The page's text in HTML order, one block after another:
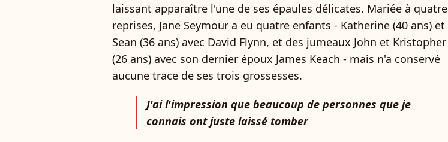
laissant apparaître l'une de ses épaules délicates. Mariée à quatre
reprises, Jane Seymour a eu quatre enfants - Katherine (40 ans) et
Sean (36 ans) avec David Flynn, et des jumeaux John et Kristopher
(26 ans) avec son dernier époux James Keach - mais n'a conservé
aucune trace de ses trois grossesses.
J'ai l'impression que beaucoup de personnes que je
connais ont juste laissé tomber